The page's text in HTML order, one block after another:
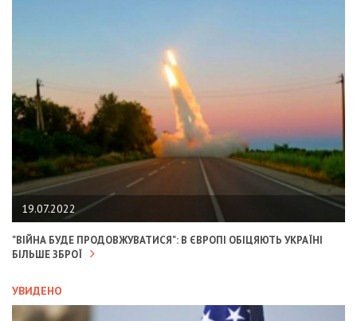
19.07.2022
"ВІЙНА БУДЕ ПРОДОВЖУВАТИСЯ": В ЄВРОПІ ОБІЦЯЮТЬ УКРАЇНІ
БІЛЬШЕ ЗБРОЇ
УВИДЕНО